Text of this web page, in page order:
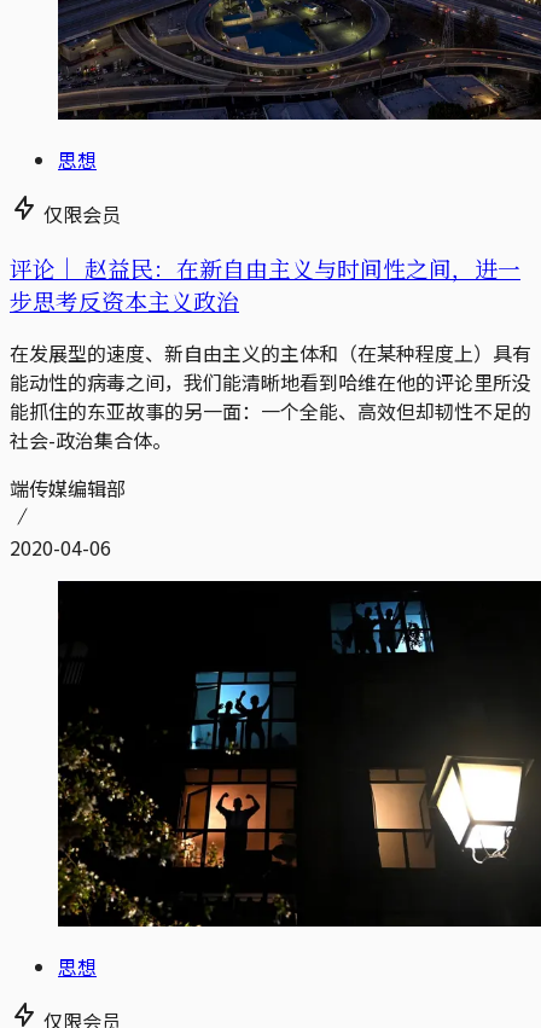
思想
仅限会员
评论｜ 赵益民：在新自由主义与时间性之间，进一
步思考反资本主义政治
在发展型的速度、新自由主义的主体和（在某种程度上）具有
能动性的病毒之间，我们能清晰地看到哈维在他的评论里所没
能抓住的东亚故事的另一面：一个全能、高效但却韧性不足的
社会-政治集合体。
端传媒编辑部
2020-04-06
思想
仅限会员